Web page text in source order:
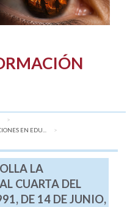
EN EDU...
LA
CUARTA DEL
DE 14 DE JUNIO,